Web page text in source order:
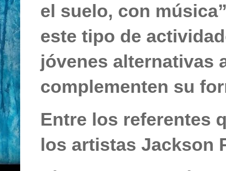
el suelo, con
este tipo de
jóvenes alternativas
complementen su
Entre los referentes
los artistas Jackson